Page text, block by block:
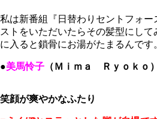
私は新番組『日替わりセントフォ
ストをいただいたらその髪型にし
に入ると鎖骨にお湯がたまるんで
●美馬怜子 （Ｍｉｍａ Ｒｙｏｋｏ）
笑顔が爽やかなふたり